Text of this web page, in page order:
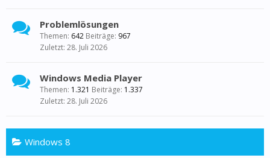
Problemlösungen
Themen: 642 Beiträge: 967
28. Juli 2026
Windows Media Player
Themen: 1.321 Beiträge: 1.337
28. Juli 2026
Windows 8